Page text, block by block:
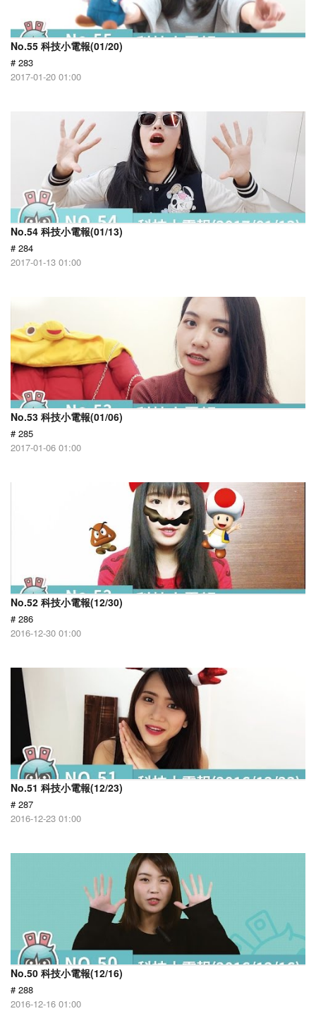
No.55 科技小電報(01/20)
# 283
2017-01-20 01:00
No.54 科技小電報(01/13)
# 284
2017-01-13 01:00
No.53 科技小電報(01/06)
# 285
2017-01-06 01:00
No.52 科技小電報(12/30)
# 286
2016-12-30 01:00
No.51 科技小電報(12/23)
# 287
2016-12-23 01:00
No.50 科技小電報(12/16)
# 288
2016-12-16 01:00